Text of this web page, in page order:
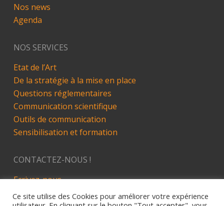
Nos news
Agenda
NOS SERVICES
Etat de l’Art
De la stratégie à la mise en place
Questions réglementaires
Communication scientifique
Outils de communication
Sensibilisation et formation
CONTACTEZ-NOUS !
Ecrivez-nous
LinkedIn
Ce site utilise des Cookies pour améliorer votre expérience